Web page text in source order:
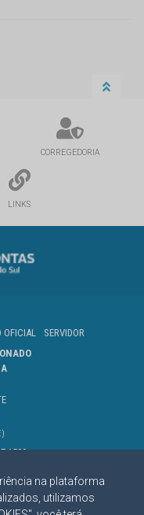
na plataforma
utilizamos
CORREGEDORIA
LINKS
OFICIAL
SERVIDOR
1500